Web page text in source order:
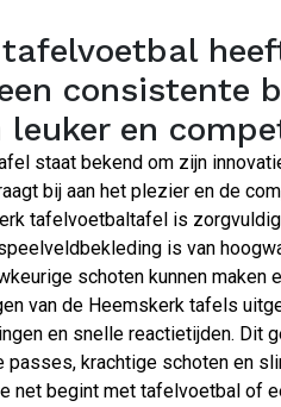
tafelvoetbal
consistente
en
staat bekend om zijn
bij aan het plezier en de
tafelvoetbaltafel is
is van
schoten kunnen maken
van de Heemskerk tafels
en snelle reactietijden. Dit
passes, krachtige schoten en
net begint met tafelvoetbal of